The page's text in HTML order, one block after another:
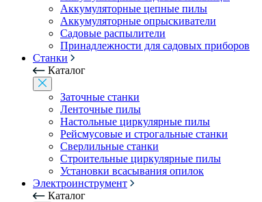
Аккумуляторные цепные пилы
Аккумуляторные опрыскиватели
Садовые распылители
Принадлежности для садовых приборов
Станки
Каталог
Заточные станки
Ленточные пилы
Настольные циркулярные пилы
Рейсмусовые и строгальные станки
Сверлильные станки
Строительные циркулярные пилы
Установки всасывания опилок
Электроинструмент
Каталог